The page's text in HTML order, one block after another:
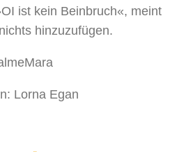
ist kein Beinbruch«, meint
hinzuzufügen.
Lorna Egan